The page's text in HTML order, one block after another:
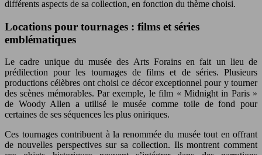
différents aspects de sa collection, en fonction du thème choisi.
Locations pour tournages : films et séries
emblématiques
Le cadre unique du musée des Arts Forains en fait un lieu de
prédilection pour les tournages de films et de séries. Plusieurs
productions célèbres ont choisi ce décor exceptionnel pour y tourner
des scènes mémorables. Par exemple, le film « Midnight in Paris »
de Woody Allen a utilisé le musée comme toile de fond pour
certaines de ses séquences les plus oniriques.
Ces tournages contribuent à la renommée du musée tout en offrant
de nouvelles perspectives sur sa collection. Ils montrent comment